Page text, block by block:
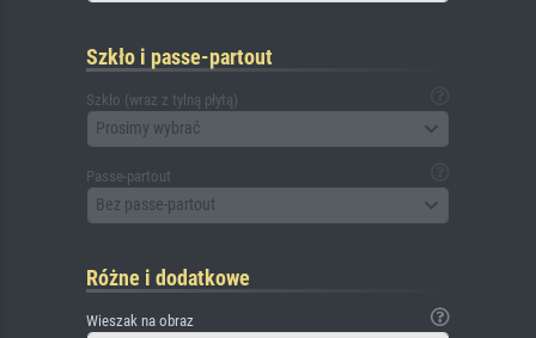
Szkło i passe-partout
Szkło (wraz z tylną płytą)
Prosimy wybrać
Passe-partout
Bez passe-partout
Różne i dodatkowe
Wieszak na obraz